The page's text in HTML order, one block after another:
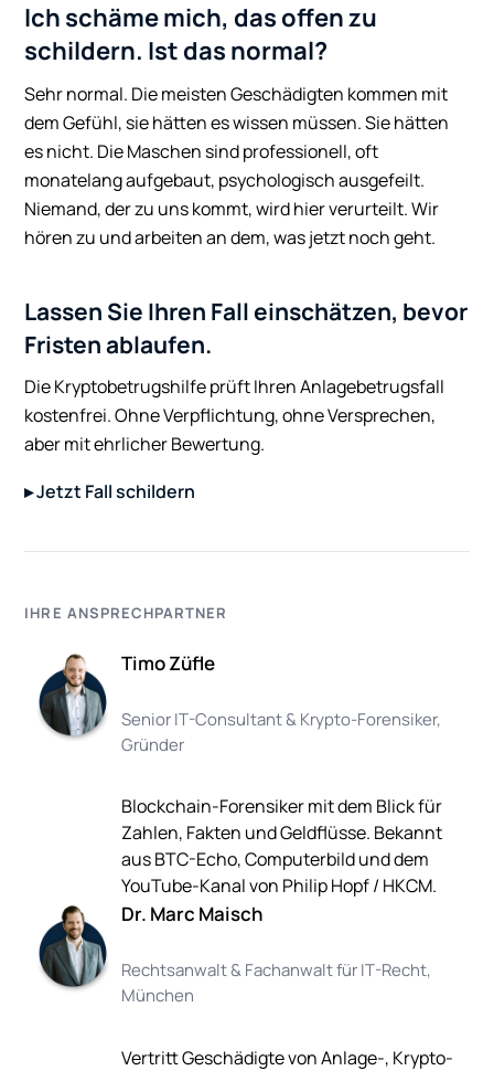
Ich schäme mich, das offen zu
schildern. Ist das normal?
Sehr normal. Die meisten Geschädigten kommen mit
dem Gefühl, sie hätten es wissen müssen. Sie hätten
es nicht. Die Maschen sind professionell, oft
monatelang aufgebaut, psychologisch ausgefeilt.
Niemand, der zu uns kommt, wird hier verurteilt. Wir
hören zu und arbeiten an dem, was jetzt noch geht.
Lassen Sie Ihren Fall einschätzen, bevor
Fristen ablaufen.
Die Kryptobetrugshilfe prüft Ihren Anlagebetrugsfall
kostenfrei. Ohne Verpflichtung, ohne Versprechen,
aber mit ehrlicher Bewertung.
▸ Jetzt Fall schildern
IHRE ANSPRECHPARTNER
Timo Züfle
Senior IT-Consultant & Krypto-Forensiker,
Gründer
Blockchain-Forensiker mit dem Blick für
Zahlen, Fakten und Geldflüsse. Bekannt
aus BTC-Echo, Computerbild und dem
YouTube-Kanal von Philip Hopf / HKCM.
Dr. Marc Maisch
Rechtsanwalt & Fachanwalt für IT-Recht,
München
Vertritt Geschädigte von Anlage-, Krypto-